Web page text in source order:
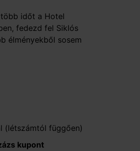
időt a Hotel
fedezd fel Siklós
élményekből sosem
(létszámtól függően)
kupont